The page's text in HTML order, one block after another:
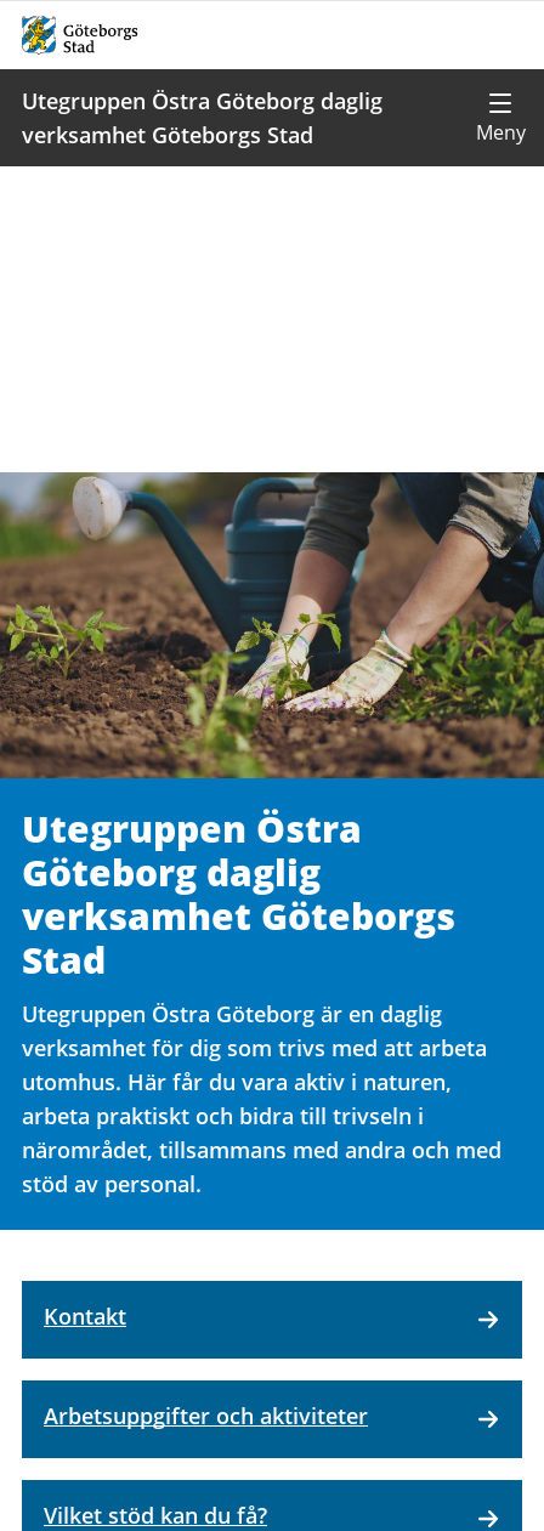
Utegruppen Östra Göteborg daglig
verksamhet Göteborgs Stad
Utegruppen Östra
Göteborg daglig
verksamhet Göteborgs
Stad
Utegruppen Östra Göteborg är en daglig
verksamhet för dig som trivs med att arbeta
utomhus. Här får du vara aktiv i naturen,
arbeta praktiskt och bidra till trivseln i
närområdet, tillsammans med andra och med
stöd av personal.
Kontakt
Arbetsuppgifter och aktiviteter
Vilket stöd kan du få?